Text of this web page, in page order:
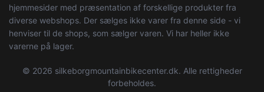
hjemmesider med præsentation af forskellige produkter fra
diverse webshops. Der sælges ikke varer fra denne side - vi
henviser til de shops, som sælger varen. Vi har heller ikke
varerne på lager.
© 2026 silkeborgmountainbikecenter.dk. Alle rettigheder
forbeholdes.